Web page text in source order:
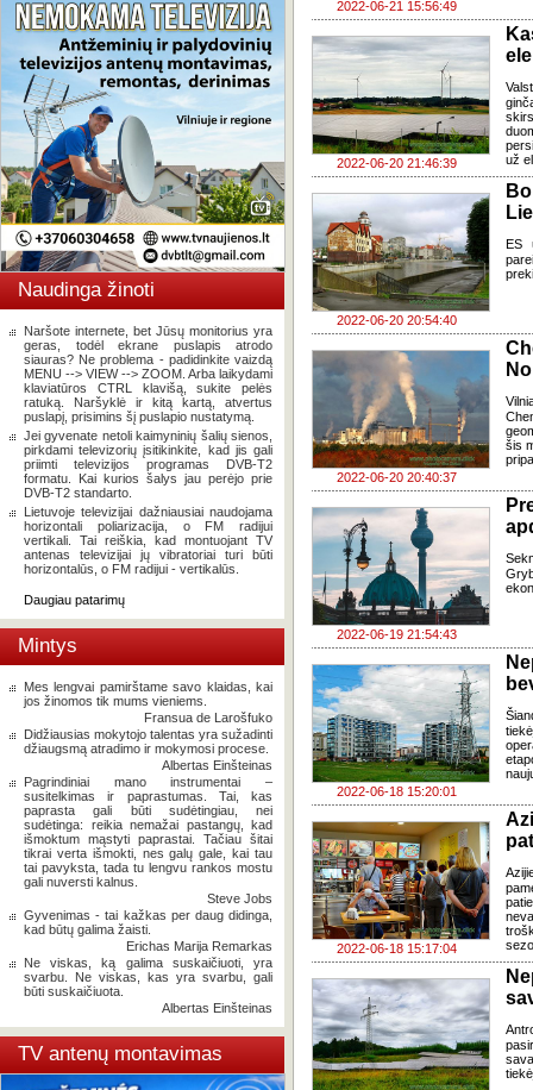
Naudinga žinoti
Naršote internete, bet Jūsų monitorius yra
geras, todėl ekrane puslapis atrodo
siauras? Ne problema - padidinkite vaizdą
MENU --> VIEW --> ZOOM. Arba laikydami
klaviatūros CTRL klavišą, sukite pelės
ratuką. Naršyklė ir kitą kartą, atvertus
puslapį, prisimins šį puslapio nustatymą.
Jei gyvenate netoli kaimyninių šalių sienos,
pirkdami televizorių įsitikinkite, kad jis gali
priimti televizijos programas DVB-T2
formatu. Kai kurios šalys jau perėjo prie
DVB-T2 standarto.
Lietuvoje televizijai dažniausiai naudojama
horizontali poliarizacija, o FM radijui
vertikali. Tai reiškia, kad montuojant TV
antenas televizijai jų vibratoriai turi būti
horizontalūs, o FM radijui - vertikalūs.
Daugiau patarimų
Mintys
Mes lengvai pamirštame savo klaidas, kai
jos žinomos tik mums vieniems.
Fransua de Larošfuko
Didžiausias mokytojo talentas yra sužadinti
džiaugsmą atradimo ir mokymosi procese.
Albertas Einšteinas
Pagrindiniai mano instrumentai –
susitelkimas ir paprastumas. Tai, kas
paprasta gali būti sudėtingiau, nei
sudėtinga: reikia nemažai pastangų, kad
išmoktum mąstyti paprastai. Tačiau šitai
tikrai verta išmokti, nes galų gale, kai tau
tai pavyksta, tada tu lengvu rankos mostu
gali nuversti kalnus.
Steve Jobs
Gyvenimas - tai kažkas per daug didinga,
kad būtų galima žaisti.
Erichas Marija Remarkas
Ne viskas, ką galima suskaičiuoti, yra
svarbu. Ne viskas, kas yra svarbu, gali
būti suskaičiuota.
Albertas Einšteinas
TV antenų montavimas
2022-06-21 15:56:49
2022-06-20 21:46:39
už
2022-06-20 20:54:40
ES
2022-06-20 20:40:37
šis
2022-06-19 21:54:43
2022-06-18 15:20:01
2022-06-18 15:17:04